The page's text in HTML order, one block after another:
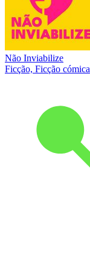
Não Inviabilize
Ficção, Ficção cómica